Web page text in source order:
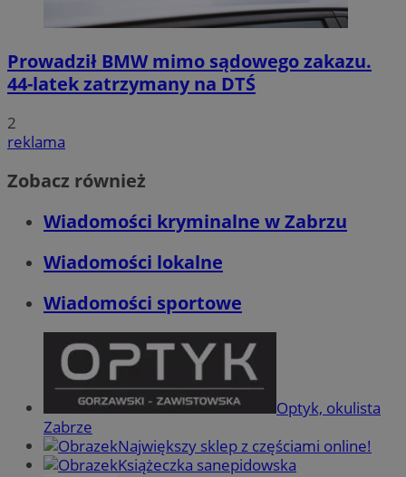
Prowadził BMW mimo sądowego zakazu.
44-latek zatrzymany na DTŚ
2
reklama
Zobacz również
Wiadomości kryminalne w Zabrzu
Wiadomości lokalne
Wiadomości sportowe
Optyk, okulista
Zabrze
Największy sklep z częściami online!
Książeczka sanepidowska